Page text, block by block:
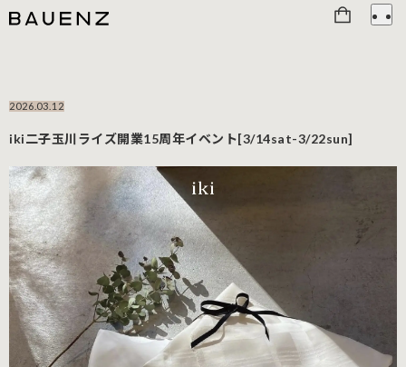
2026.03.12
iki二子玉川ライズ開業15周年イベント[3/14sat-3/22sun]